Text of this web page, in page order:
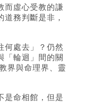
而虛心受教的謙
務判斷是非，
何處去」？仍然
「輪迴」間的關
界與命理界、靈
是命相館，但是